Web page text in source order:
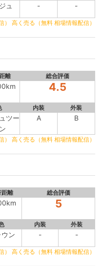
ュ - -
） 高く売る（無料 相場情報配信）
離 総合評価
4.5
内装 外装
ツー
A B
） 高く売る（無料 相場情報配信）
距離 総合評価
5
内装 外装
ン - -
） 高く売る（無料 相場情報配信）